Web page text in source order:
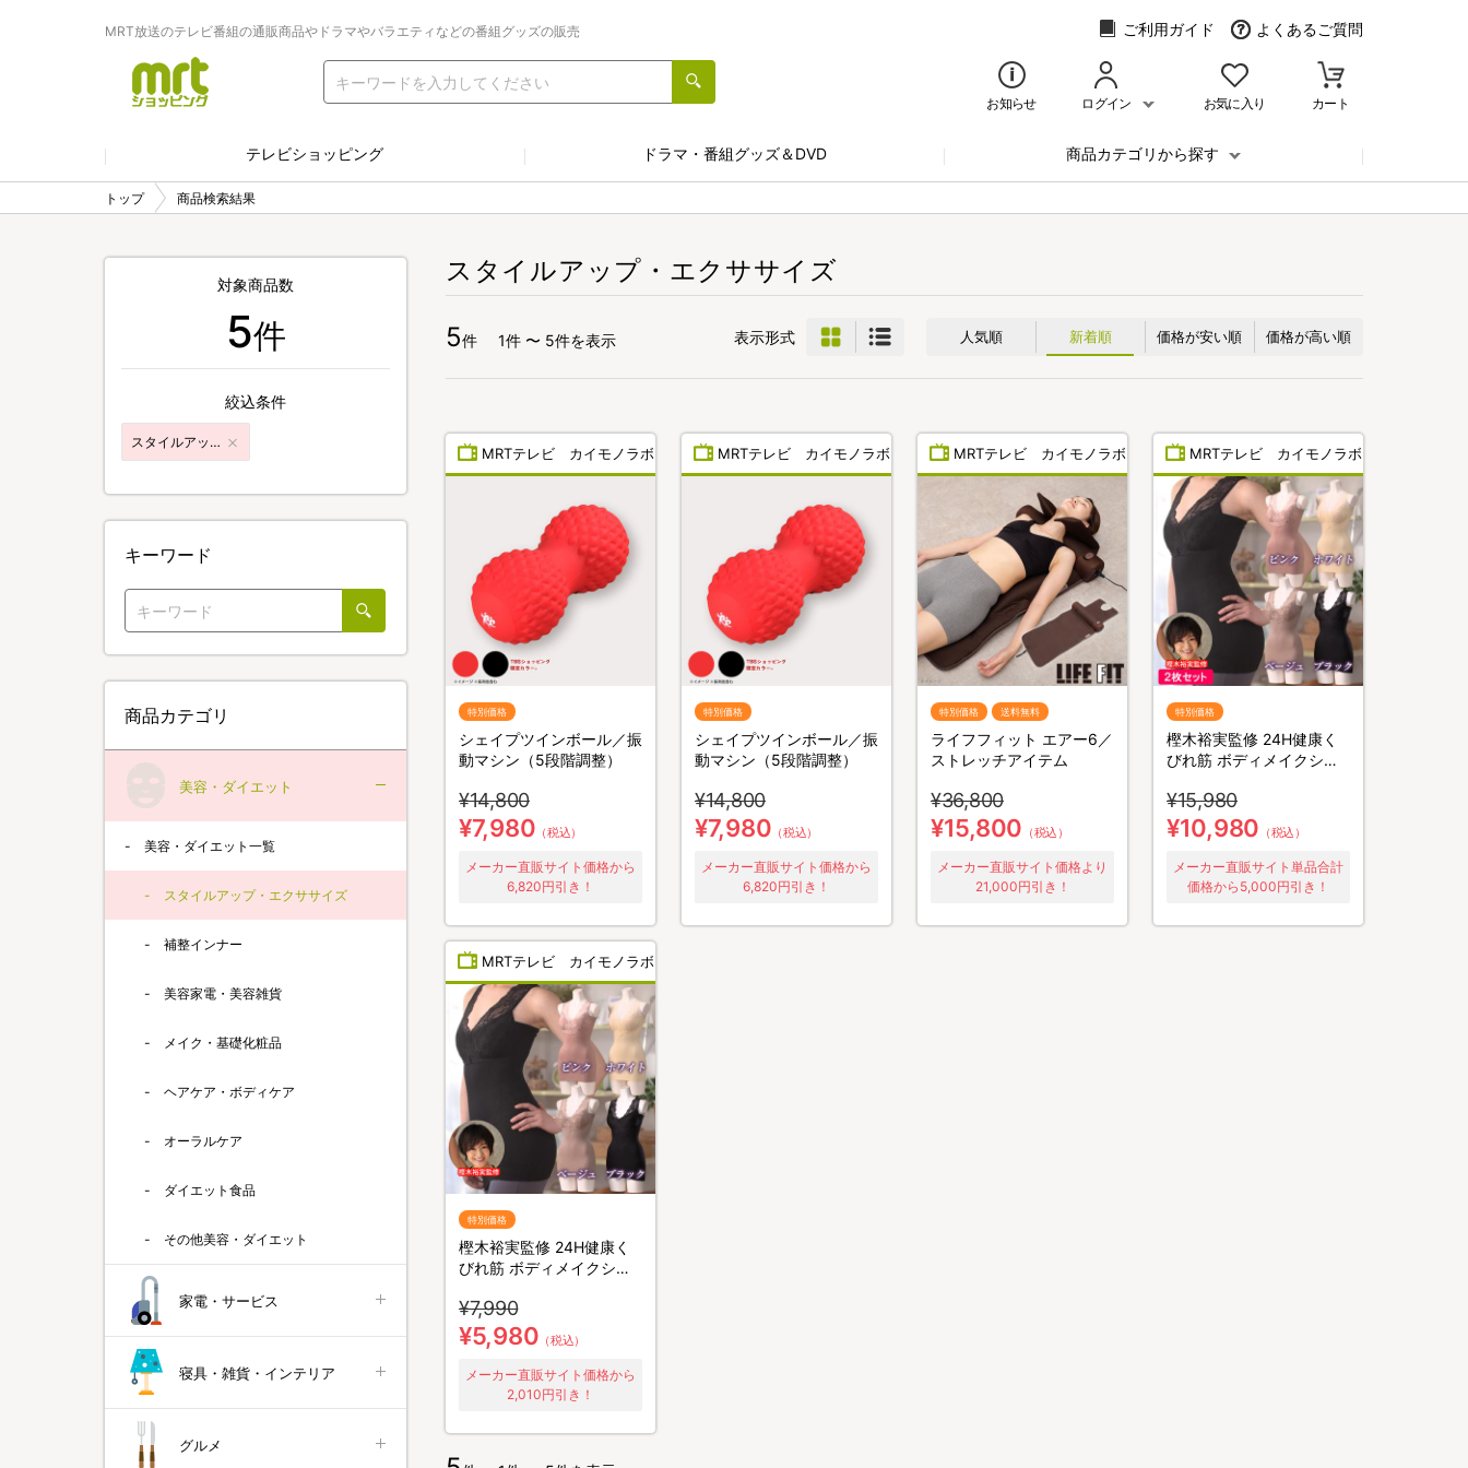
MRT放送のテレビ番組の通販商品やドラマやバラエティなどの番組グッズの販売 ご利用ガイド よくあるご質問
お知らせ ログイン お気に入り カート
テレビショッピング ドラマ・番組グッズ＆DVD 商品カテゴリから探す
トップ 商品検索結果
スタイルアップ・エクササイズ
5件 1件 〜 5件を表示 表示形式 人気順 新着順 価格が安い順 価格が高い順
MRTテレビ カイモノラボ
特別価格
シェイプツインボール／振
動マシン（5段階調整）
¥14,800
¥7,980 （税込）
メーカー直販サイト価格から
6,820円引き！
MRTテレビ カイモノラボ
特別価格
シェイプツインボール／振
動マシン（5段階調整）
¥14,800
¥7,980 （税込）
メーカー直販サイト価格から
6,820円引き！
MRTテレビ カイモノラボ
特別価格 送料無料
ライフフィット エアー6／
ストレッチアイテム
¥36,800
¥15,800 （税込）
メーカー直販サイト価格より
21,000円引き！
MRTテレビ カイモノラボ
特別価格
樫木裕実監修 24H健康く
びれ筋 ボディメイクシェ
ト／補整キャミソール／1
枚4役
¥15,980
¥10,980 （税込）
メーカー直販サイト単品合計
価格から5,000円引き！
MRTテレビ カイモノラボ
特別価格
樫木裕実監修 24H健康く
びれ筋 ボディメイクシェ
／1枚4役
¥7,990
¥5,980 （税込）
メーカー直販サイト価格から
2,010円引き！
対象商品数
5件
絞込条件
スタイルアップ・エクササイズ
キーワード
商品カテゴリ
美容・ダイエット
美容・ダイエット一覧
スタイルアップ・エクササイズ
補整インナー
美容家電・美容雑貨
メイク・基礎化粧品
ヘアケア・ボディケア
オーラルケア
ダイエット食品
その他美容・ダイエット
家電・サービス
寝具・雑貨・インテリア
グルメ